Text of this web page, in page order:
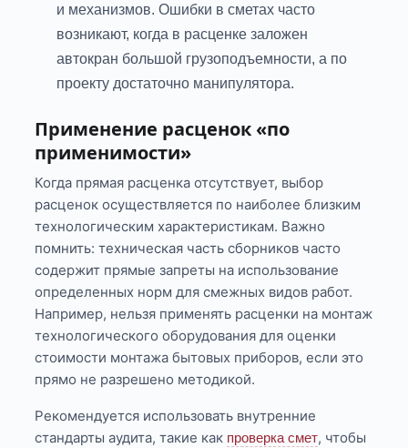
и механизмов. Ошибки в сметах часто
возникают, когда в расценке заложен
автокран большой грузоподъемности, а по
проекту достаточно манипулятора.
Применение расценок «по
применимости»
Когда прямая расценка отсутствует, выбор
расценок осуществляется по наиболее близким
технологическим характеристикам. Важно
помнить: техническая часть сборников часто
содержит прямые запреты на использование
определенных норм для смежных видов работ.
Например, нельзя применять расценки на монтаж
технологического оборудования для оценки
стоимости монтажа бытовых приборов, если это
прямо не разрешено методикой.
Рекомендуется использовать внутренние
стандарты аудита, такие как проверка смет, чтобы